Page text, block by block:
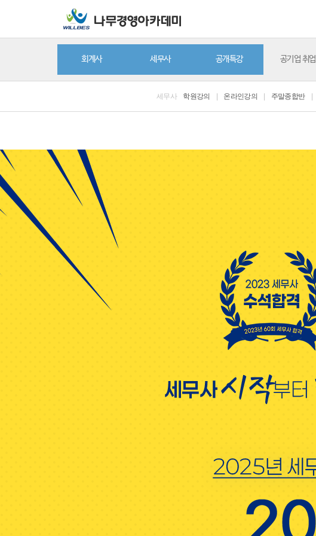
회계사 세무사 공개특강 공기업 취업
세무사 학원강의 온라인강의 주말종합반